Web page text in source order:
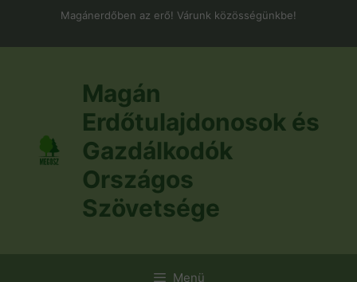
Magánerdőben az erő! Várunk közösségünkbe!
Magán
Erdőtulajdonosok és
Gazdálkodók
Országos
Szövetsége
Menü